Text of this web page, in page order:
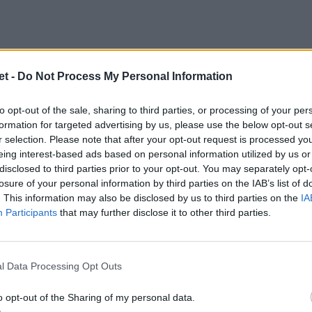
- Do Not Process My Personal Information
opt-out of the sale, sharing to third parties, or processing of your
for targeted advertising by us, please use the below opt-out
selection. Please note that after your opt-out request is processed
interest-based ads based on personal information utilized by us
to third parties prior to your opt-out. You may separately
of your personal information by third parties on the IAB’s list of
This information may also be disclosed by us to third parties on the
Participants that may further disclose it to other third parties.
Data Processing Opt Outs
opt-out of the Sharing of my personal data.
comunicano infatti con orgoglio:
gara sono ambasciatori del nostro
come selezione dominante, e 12
ai Dhl Stormers (Kitshoff, Libbok,
e formato a Città del capo. Gli altri 11
e Japan League».
poi le storie dei seconda linea degli
nazionali numero uno e due del
alla conquista della Coppa del mondo,